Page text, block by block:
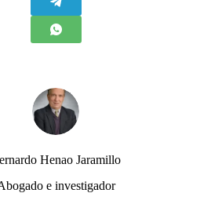
Henao Jaramillo
e investigador